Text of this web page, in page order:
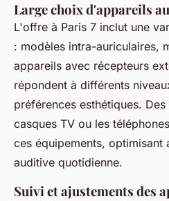
Large choix d'appareils
L'offre à Paris 7 inclut une
: modèles intra-auriculaires,
appareils avec récepteurs
répondent à différents
préférences esthétiques.
casques TV ou les
ces équipements, optimisant
auditive quotidienne.
Suivi et ajustements des